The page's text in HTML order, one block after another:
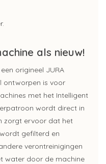
als nieuw!
origineel JURA
ontworpen is voor
met het Intelligent
wordt direct in
zorgt ervoor dat het
gefilterd en
verontreinigingen
water door de machine